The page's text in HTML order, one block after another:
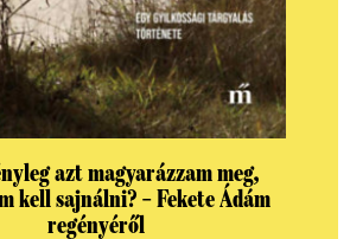
azt magyarázzam meg,
kell sajnálni? – Fekete Ádám
regényéről